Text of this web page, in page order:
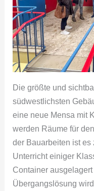
Die größte und
südwestlichsten
eine neue Mensa mit
werden Räume für
der Bauarbeiten ist
Unterricht einiger
Container
Übergangslösung